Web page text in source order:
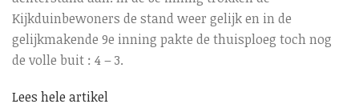
Kijkduinbewoners de stand weer gelijk en in de
gelijkmakende 9e inning pakte de thuisploeg toch nog
de volle buit : 4 – 3.
Lees hele artikel